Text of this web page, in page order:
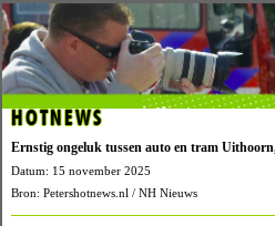
HOTNEWS
Ernstig ongeluk tussen auto en tram
Datum: 15 november 2025
Bron: Petershotnews.nl / NH Nieuws